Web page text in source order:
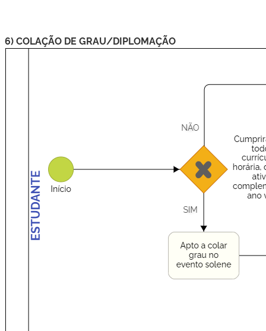
6) COLAÇÃO DE GRAU/DIPLOMAÇÃO